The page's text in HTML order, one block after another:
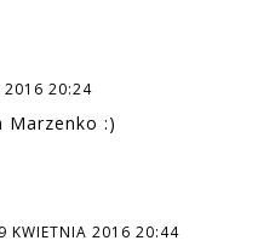
2016 20:24
Marzenko :)
9 KWIETNIA 2016 20:44